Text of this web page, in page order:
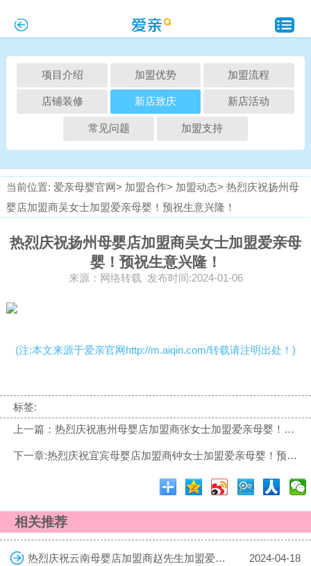
项目介绍 加盟优势 加盟流程
店铺装修 新店致庆 新店活动
常见问题 加盟支持
当前位置: 爱亲母婴官网> 加盟合作> 加盟动态> 热烈庆祝扬州母
婴店加盟商吴女士加盟爱亲母婴！预祝生意兴隆！
热烈庆祝扬州母婴店加盟商吴女士加盟爱亲母
婴！预祝生意兴隆！
来源：网络转载 发布时间:2024-01-06
(注:本文来源于爱亲官网http://m.aiqin.com/转载请注明出处！)
标签:
上一篇：热烈庆祝惠州母婴店加盟商张女士加盟爱亲母婴！预祝生意兴隆！
下一章:热烈庆祝宜宾母婴店加盟商钟女士加盟爱亲母婴！预祝生意兴隆！
相关推荐
热烈庆祝云南母婴店加盟商赵先生加盟爱亲母婴！预祝生意兴隆！
2024-04-18